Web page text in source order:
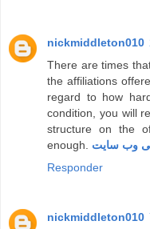
nickmiddleton010
There are times
the affiliations
regard to how
condition, you will
structure on the
enough. وب سایت
Responder
nickmiddleton010